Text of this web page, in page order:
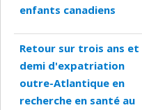
enfants canadiens
Retour sur trois ans et
demi d'expatriation
outre-Atlantique en
recherche en santé au